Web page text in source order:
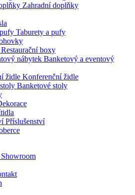
Zahradní doplňky
Taburety a pufy
Restaurační boxy
Banketový a eventový
Konferenční židle
Banketové stoly
Příslušenství
Showroom